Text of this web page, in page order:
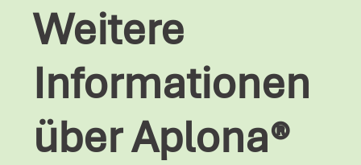
Weitere
Informationen
über Aplona®